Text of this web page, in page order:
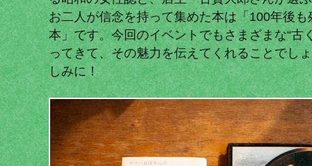
お二人が信念を持って集めた本は「100年後
本」です。今回のイベントでもさまざまな“古
ってきて、その魅力を伝えてくれることでし
しみに！